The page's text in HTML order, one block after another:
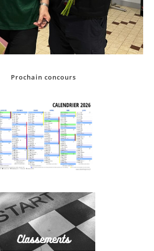
Prochain concours